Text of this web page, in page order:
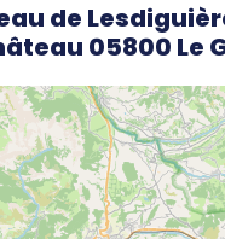
de
05800 Le